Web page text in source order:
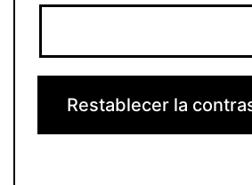
Restablecer la